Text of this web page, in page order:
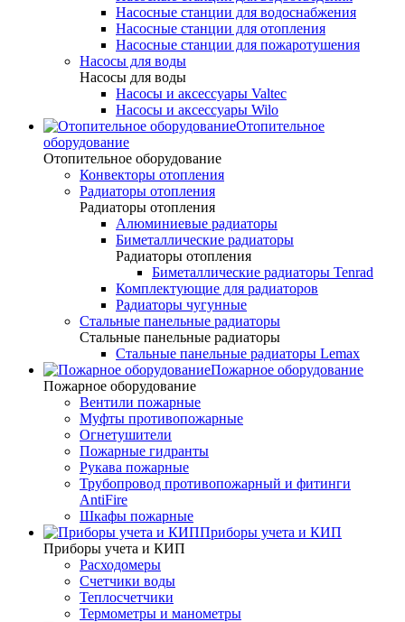
Насосные станции для водоснабжения
Насосные станции для отопления
Насосные станции для пожаротушения
Насосы для воды
Насосы для воды
Насосы и аксессуары Valtec
Насосы и аксессуары Wilo
Отопительное
оборудование
Отопительное оборудование
Конвекторы отопления
Радиаторы отопления
Радиаторы отопления
Алюминиевые радиаторы
Биметаллические радиаторы
Радиаторы отопления
Биметаллические радиаторы Tenrad
Комплектующие для радиаторов
Радиаторы чугунные
Стальные панельные радиаторы
Стальные панельные радиаторы
Стальные панельные радиаторы Lemax
Пожарное оборудование
Пожарное оборудование
Вентили пожарные
Муфты противопожарные
Огнетушители
Пожарные гидранты
Рукава пожарные
Трубопровод противопожарный и фитинги
AntiFire
Шкафы пожарные
Приборы учета и КИП
Приборы учета и КИП
Расходомеры
Счетчики воды
Теплосчетчики
Термометры и манометры